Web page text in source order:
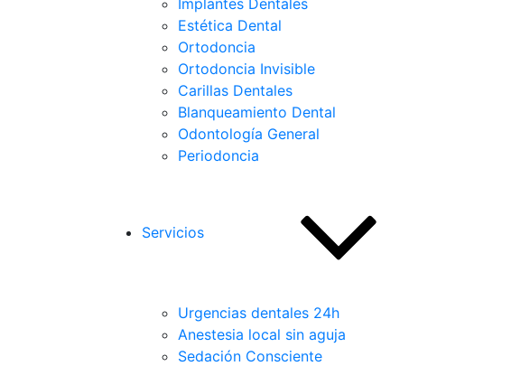
Implantes Dentales
Estética Dental
Ortodoncia
Ortodoncia Invisible
Carillas Dentales
Blanqueamiento Dental
Odontología General
Periodoncia
Servicios
Urgencias dentales 24h
Anestesia local sin aguja
Sedación Consciente